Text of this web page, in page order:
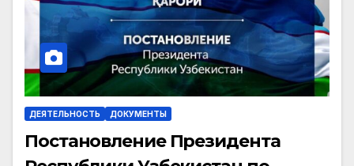
ДЕЯТЕЛЬНОСТЬ ДОКУМЕНТЫ
Постановление Президента